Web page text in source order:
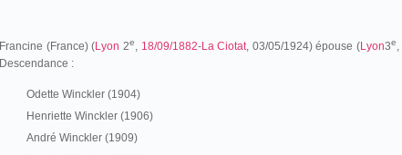
Francine (France) (Lyon 2e, 18/09/1882-La Ciotat, 03/05/1924) épouse (Lyon3e,
Descendance :
Odette Winckler (1904)
Henriette Winckler (1906)
André Winckler (1909)